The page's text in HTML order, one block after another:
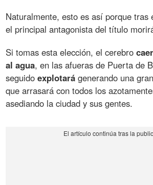
Naturalmente, esto es así porque tras
el principal antagonista del título
Si tomas esta elección, el cerebro
al agua, en las afueras de Puerta de
seguidoexplotará generando una
que arrasará con todos los
asediando la ciudad y sus gentes.